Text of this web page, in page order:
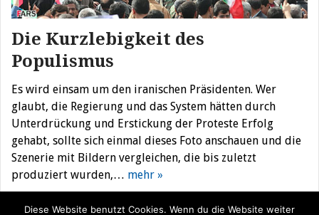
Die Kurzlebigkeit des
Populismus
Es wird einsam um den iranischen Präsidenten. Wer
glaubt, die Regierung und das System hätten durch
Unterdrückung und Erstickung der Proteste Erfolg
gehabt, sollte sich einmal dieses Foto anschauen und die
Szenerie mit Bildern vergleichen, die bis zuletzt
produziert wurden,… mehr »
Diese Website benutzt Cookies. Wenn du die Website weiter